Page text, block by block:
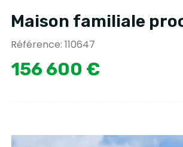
Maison familiale
Référence: 110647
156 600 €